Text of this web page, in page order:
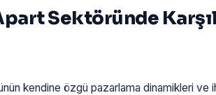
Sektöründe
kendine özgü pazarlama dinamikleri ve